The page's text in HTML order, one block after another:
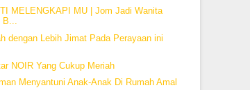
MELENGKAPI MU | Jom Jadi Wanita
B...
dengan Lebih Jimat Pada Perayaan ini
NOIR Yang Cukup Meriah
Menyantuni Anak-Anak Di Rumah Amal